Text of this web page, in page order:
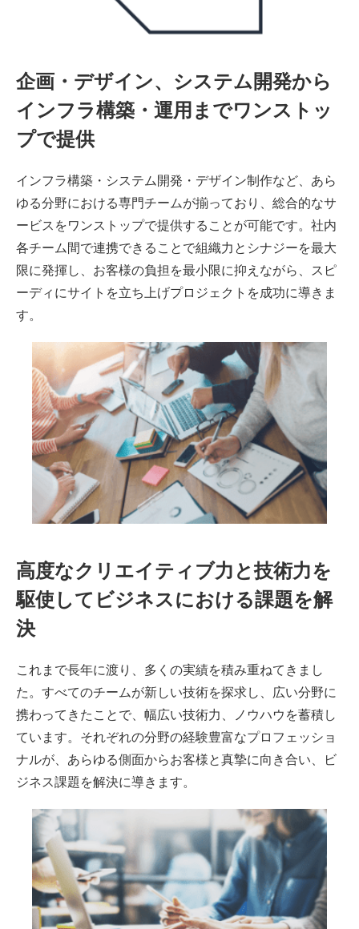
企画・デザイン、システム開発から
インフラ構築・運用までワンストッ
プで提供
インフラ構築・システム開発・デザイン制作など、あら
ゆる分野における専門チームが揃っており、総合的なサ
ービスをワンストップで提供することが可能です。社内
各チーム間で連携できることで組織力とシナジーを最大
限に発揮し、お客様の負担を最小限に抑えながら、スピ
ーディにサイトを立ち上げプロジェクトを成功に導きま
す。
高度なクリエイティブ力と技術力を
駆使してビジネスにおける課題を解
決
これまで長年に渡り、多くの実績を積み重ねてきまし
た。すべてのチームが新しい技術を探求し、広い分野に
携わってきたことで、幅広い技術力、ノウハウを蓄積し
ています。それぞれの分野の経験豊富なプロフェッショ
ナルが、あらゆる側面からお客様と真摯に向き合い、ビ
ジネス課題を解決に導きます。